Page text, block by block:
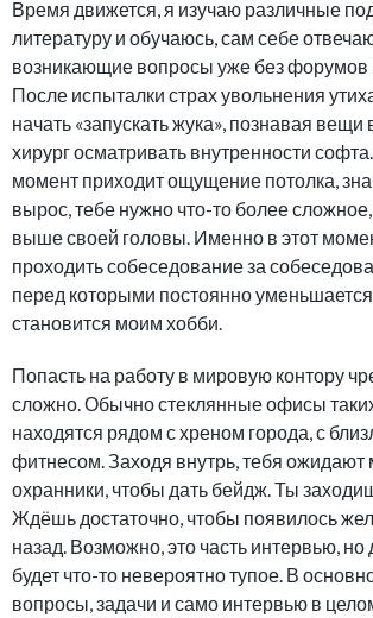
Время движется, я изучаю различные
литературу и обучаюсь, сам себе
возникающие вопросы уже без форумов
После испыталки страх увольнения
начать «запускать жука», познавая вещи
хирург осматривать внутренности
момент приходит ощущение потолка,
вырос, тебе нужно что-то более
выше своей головы. Именно в этот
проходить собеседование за
перед которыми постоянно
становится моим хобби.
Попасть на работу в мировую контору
сложно. Обычно стеклянные офисы
находятся рядом с хреном города, с
фитнесом. Заходя внутрь, тебя
охранники, чтобы дать бейдж. Ты
Ждёшь достаточно, чтобы появилось
назад. Возможно, это часть интервью, но
будет что-то невероятно тупое. В
вопросы, задачи и само интервью в